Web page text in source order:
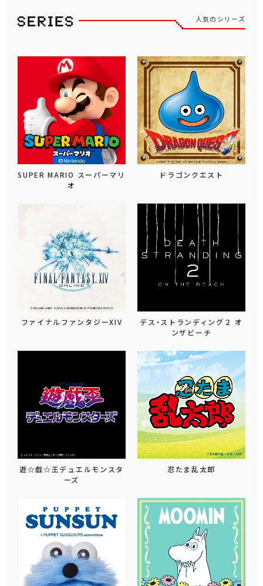
人気のシリーズ
SUPER MARIO スーパーマリ
オ
ドラゴンクエスト
ファイナルファンタジーXIV
デス・ストランディング２ オ
ンザビーチ
遊☆戯☆王デュエルモンスタ
ーズ
忍たま乱太郎